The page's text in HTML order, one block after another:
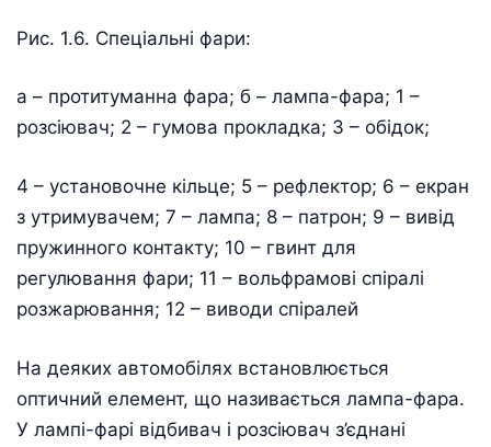
Рис. 1.6. Спеціальні фари:
а – протитуманна фара; б – лампа-фара; 1 –
розсіювач; 2 – гумова прокладка; 3 – обідок;
4 – установочне кільце; 5 – рефлектор; 6 – екран
з утримувачем; 7 – лампа; 8 – патрон; 9 – вивід
пружинного контакту; 10 – гвинт для
регулювання фари; 11 – вольфрамові спіралі
розжарювання; 12 – виводи спіралей
На деяких автомобілях встановлюється
оптичний елемент, що називається лампа-фара.
У лампі-фарі відбивач і розсіювач з’єднані